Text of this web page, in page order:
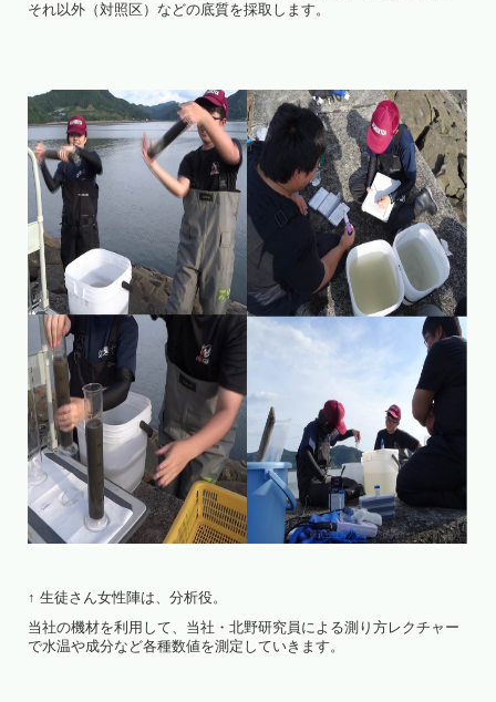
それ以外（対照区）などの底質を採取します。
↑ 生徒さん女性陣は、分析役。
当社の機材を利用して、当社・北野研究員による測り方レクチャー
で水温や成分など各種数値を測定していきます。